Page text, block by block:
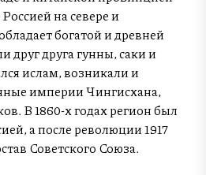
на севере и
богатой и древней
друг друга гунны, саки и
ислам, возникали и
империи Чингисхана,
В 1860-х годах регион был
а после революции 1917
Советского Союза.